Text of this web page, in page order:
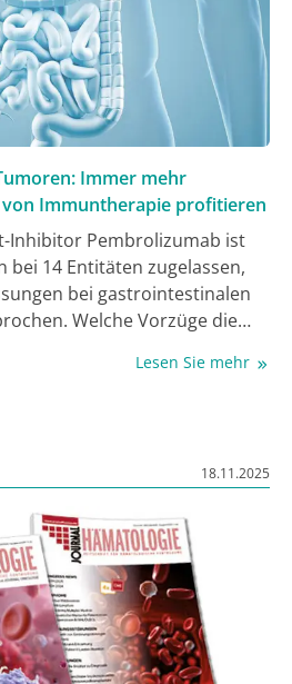
Immer mehr
Immuntherapie profitieren
Inhibitor Pembrolizumab ist
bei 14 Entitäten zugelassen,
bei gastrointestinalen
Welche Vorzüge die
weiteren Entwicklungen zu
Lesen Sie mehr
18.11.2025